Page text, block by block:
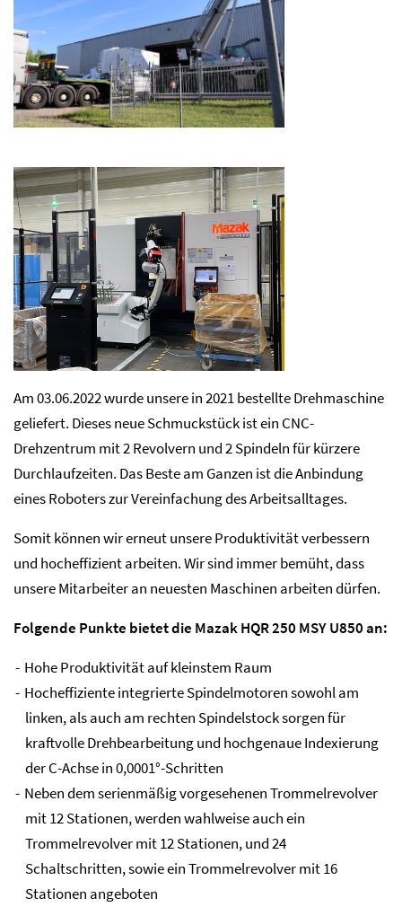
Am 03.06.2022 wurde unsere in 2021 bestellte Drehmaschine
geliefert. Dieses neue Schmuckstück ist ein CNC-
Drehzentrum mit 2 Revolvern und 2 Spindeln für kürzere
Durchlaufzeiten. Das Beste am Ganzen ist die Anbindung
eines Roboters zur Vereinfachung des Arbeitsalltages.
Somit können wir erneut unsere Produktivität verbessern
und hocheffizient arbeiten. Wir sind immer bemüht, dass
unsere Mitarbeiter an neuesten Maschinen arbeiten dürfen.
Folgende Punkte bietet die Mazak HQR 250 MSY U850 an:
Hohe Produktivität auf kleinstem Raum
Hocheffiziente integrierte Spindelmotoren sowohl am
linken, als auch am rechten Spindelstock sorgen für
kraftvolle Drehbearbeitung und hochgenaue Indexierung
der C-Achse in 0,0001°-Schritten
Neben dem serienmäßig vorgesehenen Trommelrevolver
mit 12 Stationen, werden wahlweise auch ein
Trommelrevolver mit 12 Stationen, und 24
Schaltschritten, sowie ein Trommelrevolver mit 16
Stationen angeboten